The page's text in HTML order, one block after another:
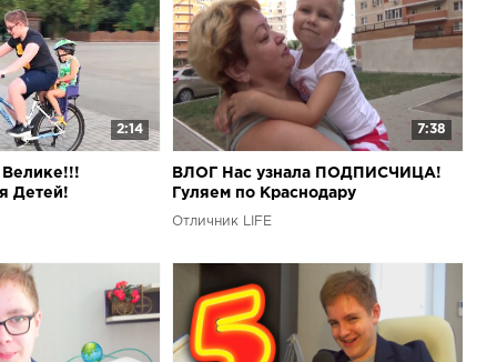
2:14
Велике!!!
Детей!
7:38
ВЛОГ Нас узнала ПОДПИСЧИЦА!
Гуляем по Краснодару
Отличник LIFE